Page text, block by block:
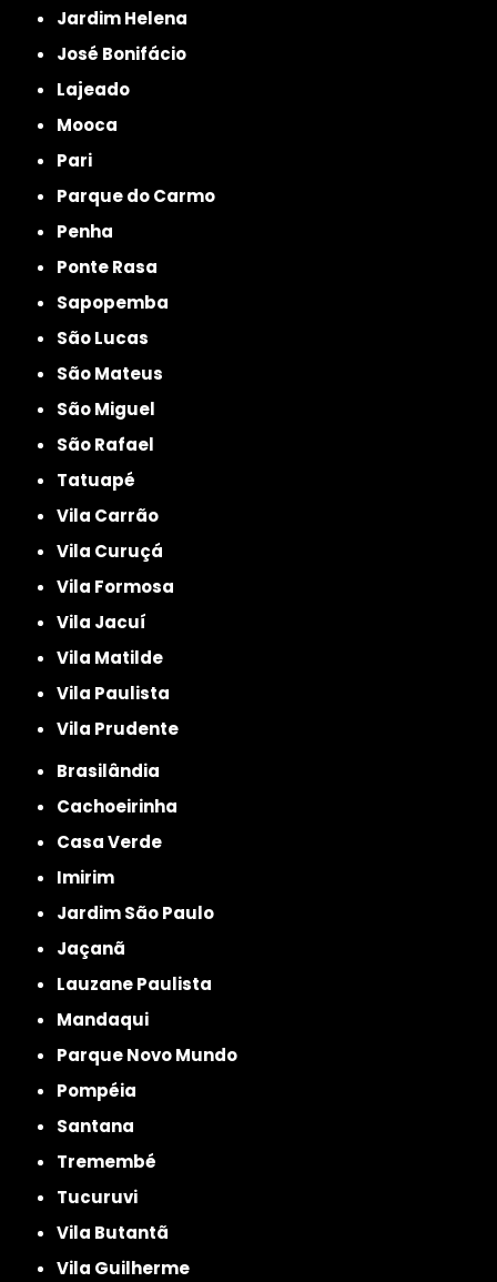
Jardim Helena
José Bonifácio
Lajeado
Mooca
Pari
Parque do Carmo
Penha
Ponte Rasa
Sapopemba
São Lucas
São Mateus
São Miguel
São Rafael
Tatuapé
Vila Carrão
Vila Curuçá
Vila Formosa
Vila Jacuí
Vila Matilde
Vila Paulista
Vila Prudente
Brasilândia
Cachoeirinha
Casa Verde
Imirim
Jardim São Paulo
Jaçanã
Lauzane Paulista
Mandaqui
Parque Novo Mundo
Pompéia
Santana
Tremembé
Tucuruvi
Vila Butantã
Vila Guilherme